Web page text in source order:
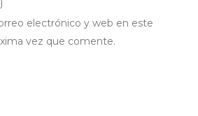
electrónico y web en este
vez que comente.